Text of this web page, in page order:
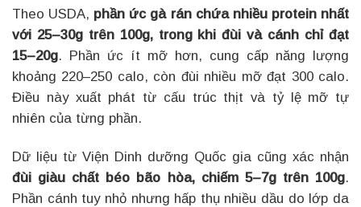
Theo USDA, phần ức gà rán chứa nhiều protein nhất
với 25–30g trên 100g, trong khi đùi và cánh chỉ đạt
15–20g. Phần ức ít mỡ hơn, cung cấp năng lượng
khoảng 220–250 calo, còn đùi nhiều mỡ đạt 300 calo.
Điều này xuất phát từ cấu trúc thịt và tỷ lệ mỡ tự
nhiên của từng phần.
Dữ liệu từ Viện Dinh dưỡng Quốc gia cũng xác nhận
đùi giàu chất béo bão hòa, chiếm 5–7g trên 100g.
Phần cánh tuy nhỏ nhưng hấp thụ nhiều dầu do lớp da